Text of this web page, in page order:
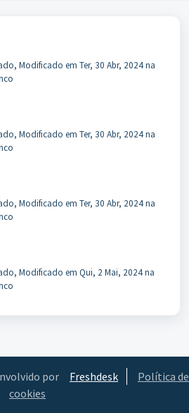
Modificado em Ter, 30 Abr, 2024 na
Modificado em Ter, 30 Abr, 2024 na
Modificado em Ter, 30 Abr, 2024 na
Modificado em Qui, 2 Mai, 2024 na
por Freshdesk
Política de
cookies